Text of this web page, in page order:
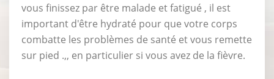
vous finissez par être malade et fatigué , il est
important d'être hydraté pour que votre corps
combatte les problèmes de santé et vous remette
sur pied .,, en particulier si vous avez de la fièvre.